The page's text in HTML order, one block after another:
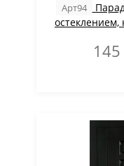
Арт94
остеклением,